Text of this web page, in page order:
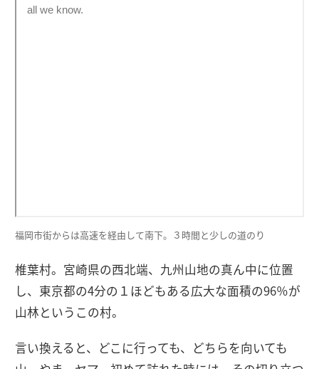
福岡市街からは高速を経由して南下。３時間と少しの道のり
椎葉村。宮崎県の西北端、九州山地の真ん中に位置
し、東京都の4分の１ほどもある広大な面積の96％が
山林というこの村。
言い換えると、どこに行っても、どちらを向いても